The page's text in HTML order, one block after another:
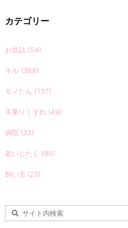
カテゴリー
お世話 (54)
ネル (368)
モノたん (137)
手乗りくずれ (49)
病院 (23)
老いじたく (90)
飼い主 (23)